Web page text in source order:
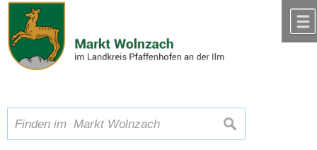
Zum Inhalt,zur Navigation
Schriftgröße A A A suchen